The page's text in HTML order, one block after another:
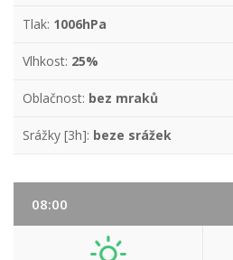
Tlak: 1006hPa
Vlhkost: 25%
Oblačnost: bez mraků
Srážky [3h]: beze srážek
08:00